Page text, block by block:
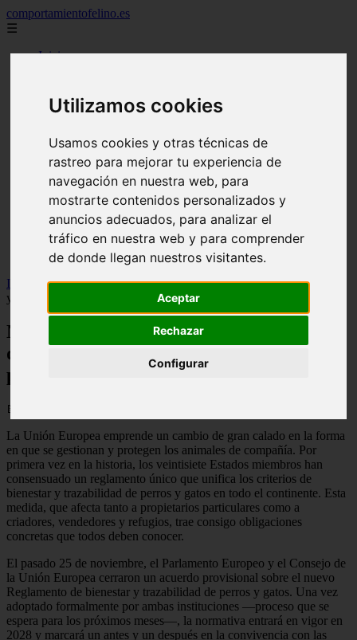
Utilizamos cookies
Usamos cookies y otras técnicas de
rastreo para mejorar tu experiencia de
navegación en nuestra web, para
mostrarte contenidos personalizados y
anuncios adecuados, para analizar el
tráfico en nuestra web y para comprender
de donde llegan nuestros visitantes.
Aceptar
Rechazar
Configurar
comportamientofelino.es
☰
Inicio
aves
protagonistas
acuariofilia 2
acuariofilia
articulos
canal tv
nombres para gatos
novedades
tablon de anuncios
uncategorized
zona pro
Inicio
gatos >Nueva normativa europea para el control de perros
y gatos: registro obligatorio a partir de 2028
Nueva normativa europea para el control
de perros y gatos: registro obligatorio a
partir de 2028
📅 19/06/2026
La Unión Europea emprende un cambio de gran calado en la forma
en que se gestionan y protegen los animales de compañía. Por
primera vez en la historia, los veintisiete Estados miembros han
consensuado un reglamento único que unifica los criterios de
bienestar y trazabilidad de perros y gatos en todo el continente. Esta
medida, que afecta tanto a propietarios particulares como a
criadores, vendedores y refugios, trae consigo obligaciones
concretas que todos deben conocer.
El pasado 25 de noviembre, el Parlamento Europeo y el Consejo de
la Unión Europea cerraron un acuerdo provisional sobre el nuevo
Reglamento de bienestar y trazabilidad de perros y gatos. Una vez
adoptado formalmente por ambas instituciones —proceso que se
espera para los próximos meses—, la normativa entrará en vigor en
2028 y marcará un antes y un después en la convivencia con las